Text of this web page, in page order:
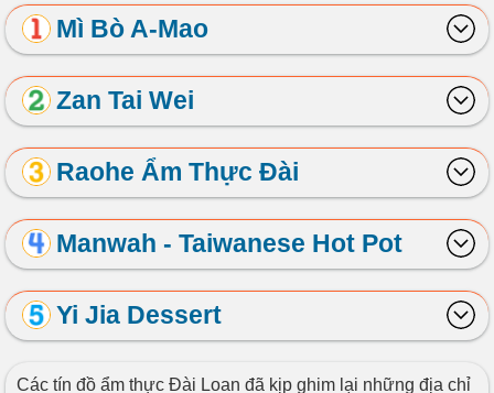
o
n
Mì Bò A-Mao
Zan Tai Wei
Raohe Ẩm Thực Đài
Manwah - Taiwanese Hot Pot
Yi Jia Dessert
Các tín đồ ẩm thực Đài Loan đã kịp ghim lại những địa chỉ